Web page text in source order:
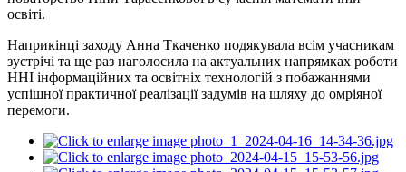
освіті.
Наприкінці заходу Анна Ткаченко подякувала всім учасникам
зустрічі та ще раз наголосила на актуальних напрямках роботи
ННІ інформаційних та освітніх технологій з побажаннями
успішної практичної реалізації задумів на шляху до омріяної
перемоги.